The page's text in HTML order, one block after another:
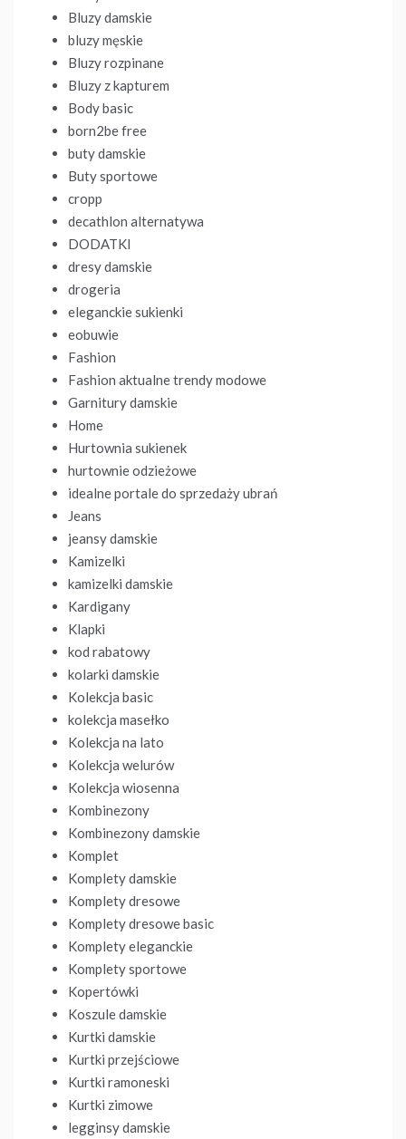
Bluzy damskie
bluzy męskie
Bluzy rozpinane
Bluzy z kapturem
Body basic
born2be free
buty damskie
Buty sportowe
cropp
decathlon alternatywa
DODATKI
dresy damskie
drogeria
eleganckie sukienki
eobuwie
Fashion
Fashion aktualne trendy modowe
Garnitury damskie
Home
Hurtownia sukienek
hurtownie odzieżowe
idealne portale do sprzedaży ubrań
Jeans
jeansy damskie
Kamizelki
kamizelki damskie
Kardigany
Klapki
kod rabatowy
kolarki damskie
Kolekcja basic
kolekcja masełko
Kolekcja na lato
Kolekcja welurów
Kolekcja wiosenna
Kombinezony
Kombinezony damskie
Komplet
Komplety damskie
Komplety dresowe
Komplety dresowe basic
Komplety eleganckie
Komplety sportowe
Kopertówki
Koszule damskie
Kurtki damskie
Kurtki przejściowe
Kurtki ramoneski
Kurtki zimowe
legginsy damskie